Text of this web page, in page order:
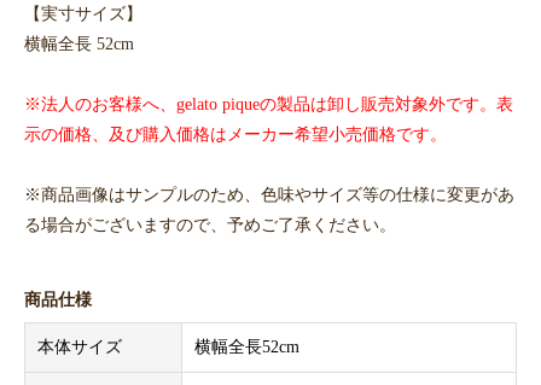
【実寸サイズ】
横幅全長 52cm
※法人のお客様へ、gelato piqueの製品は卸し販売対象外です。表
示の価格、及び購入価格はメーカー希望小売価格です。
※商品画像はサンプルのため、色味やサイズ等の仕様に変更があ
る場合がございますので、予めご了承ください。
商品仕様
本体サイズ 横幅全長52cm